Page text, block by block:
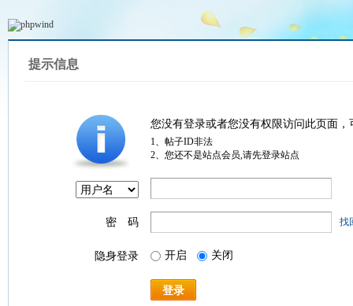
提示信息
您没有登录或者您没有权限访问此页面
1、帖子ID非法
2、您还不是站点会员,请先登录站点
密 码 找
隐身登录 开启 关闭
登录